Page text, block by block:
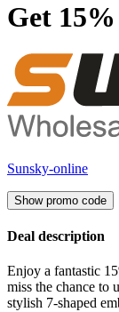
Get
Sunsky-online
Show promo code
Deal description
Enjoy a fantastic
miss the chance to
stylish 7-shaped